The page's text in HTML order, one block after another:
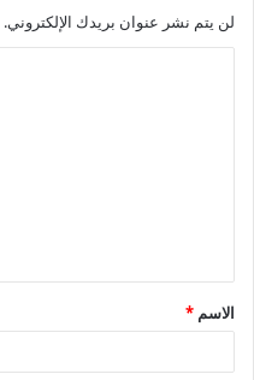
لن يتم نشر عنوان بريدك الإلكتروني.
ق
*
الاسم *